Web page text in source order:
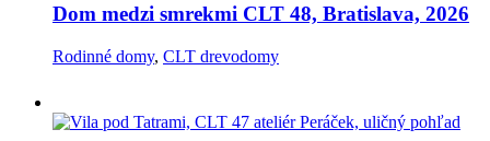
Dom medzi smrekmi CLT 48, Bratislava, 2026
Rodinné domy, CLT drevodomy